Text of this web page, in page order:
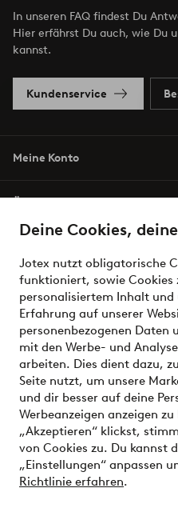
Deine Cookies,
Jotex nutzt obligatorische
funktioniert, sowie Cookies
personalisiertem Inhalt
Erfahrung auf unserer
personenbezogenen Daten
mit den Werbe- und
arbeiten. Dies dient dazu,
Seite nutzt, um unsere
und dir besser auf deine
Werbeanzeigen anzeigen
„Akzeptieren“ klickst,
von Cookies zu. Du kannst
„Einstellungen“ anpassen
Richtlinie erfahren.
In unseren FAQ findest Du
Hier erfährst Du auch, wie Du
kannst.
Kundenservice
Meine Konto
Bedingungen
Sichere Zahlungen -
Möchtest du